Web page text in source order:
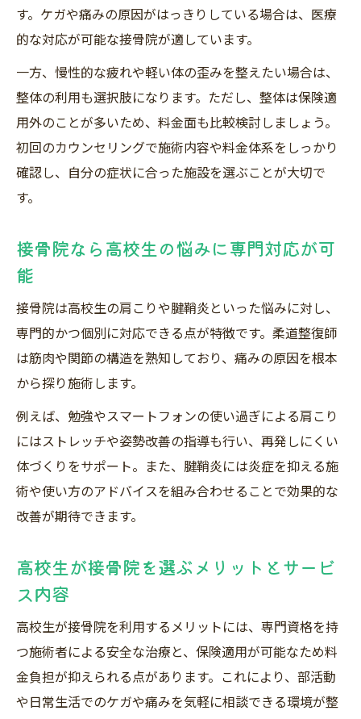
す。ケガや痛みの原因がはっきりしている場合は、医療
的な対応が可能な接骨院が適しています。
一方、慢性的な疲れや軽い体の歪みを整えたい場合は、
整体の利用も選択肢になります。ただし、整体は保険適
用外のことが多いため、料金面も比較検討しましょう。
初回のカウンセリングで施術内容や料金体系をしっかり
確認し、自分の症状に合った施設を選ぶことが大切で
す。
接骨院なら高校生の悩みに専門対応が可
能
接骨院は高校生の肩こりや腱鞘炎といった悩みに対し、
専門的かつ個別に対応できる点が特徴です。柔道整復師
は筋肉や関節の構造を熟知しており、痛みの原因を根本
から探り施術します。
例えば、勉強やスマートフォンの使い過ぎによる肩こり
にはストレッチや姿勢改善の指導も行い、再発しにくい
体づくりをサポート。また、腱鞘炎には炎症を抑える施
術や使い方のアドバイスを組み合わせることで効果的な
改善が期待できます。
高校生が接骨院を選ぶメリットとサービ
ス内容
高校生が接骨院を利用するメリットには、専門資格を持
つ施術者による安全な治療と、保険適用が可能なため料
金負担が抑えられる点があります。これにより、部活動
や日常生活でのケガや痛みを気軽に相談できる環境が整